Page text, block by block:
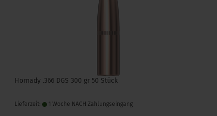
Hornady .366 DGS 300 gr 50 Stück
Lieferzeit: 1 Woche NACH Zahlungseingang